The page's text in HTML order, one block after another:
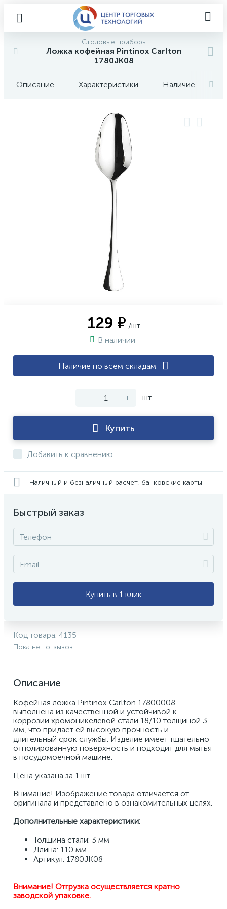
Столовые приборы
Ложка кофейная Pintinox Carlton
1780JK08
Описание Характеристики Наличие
129 ₽ /шт
В наличии
Наличие по всем складам
- + шт
Купить
Добавить к сравнению
Наличный и безналичный расчет, банковские карты
Быстрый заказ
Купить в 1 клик
Код товара: 4135
Пока нет отзывов
Описание
Кофейная ложка Pintinox Carlton 17800008
выполнена из качественной и устойчивой к
коррозии хромоникелевой стали 18/10 толщиной 3
мм, что придает ей высокую прочность и
длительный срок службы. Изделие имеет тщательно
отполированную поверхность и подходит для мытья
в посудомоечной машине.
Цена указана за 1 шт.
Внимание! Изображение товара отличается от
оригинала и представлено в ознакомительных целях.
Дополнительные характеристики:
Толщина стали: 3 мм
Длина: 110 мм
Артикул: 1780JK08
Внимание! Отгрузка осуществляется кратно
заводской упаковке.